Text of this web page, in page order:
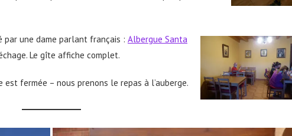
une dame parlant français : Albergue Santa
Le gîte affiche complet.
fermée – nous prenons le repas à l’auberge.